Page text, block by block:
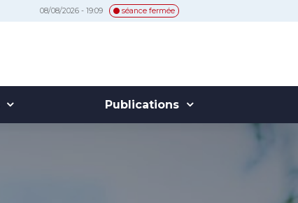
08/08/2026 - 19:09 séance fermée
Publications